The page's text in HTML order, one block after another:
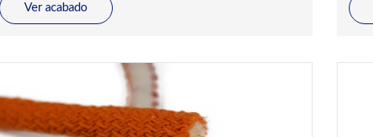
Ver acabado